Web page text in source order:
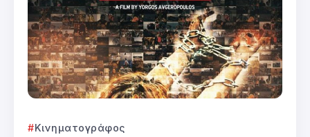
Κινηματογράφος